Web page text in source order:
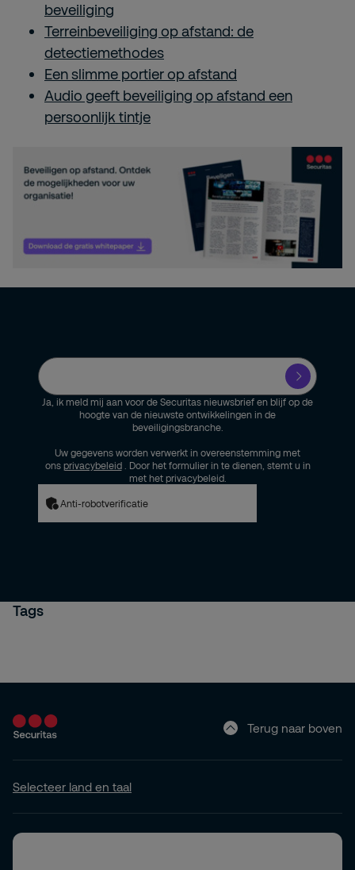
beveiliging
Terreinbeveiliging op afstand: de
detectiemethodes
Een slimme portier op afstand
Audio geeft beveiliging op afstand een
persoonlijk tintje
Ja, ik meld mij aan voor de Securitas nieuwsbrief en blijf op de
hoogte van de nieuwste ontwikkelingen in de
beveiligingsbranche.
Uw gegevens worden verwerkt in overeenstemming met
ons privacybeleid
. Door het formulier in te dienen, stemt u in
met het privacybeleid.
Anti-robotverificatie
Tags
Terug naar boven
Selecteer land en taal